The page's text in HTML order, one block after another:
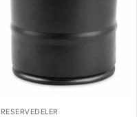
RESERVEDELER